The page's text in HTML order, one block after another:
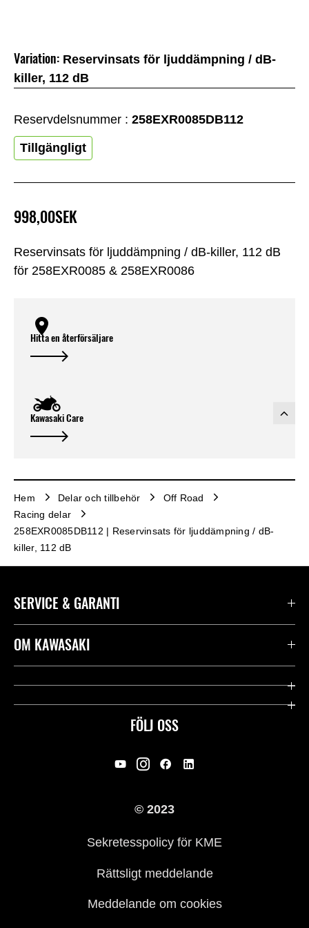
Reservinsats för ljuddämpning / dB-killer, 112 dB
för 258EXR0085 & 258EXR0086
998,00SEK
Variation: Reservinsats för ljuddämpning / dB-
killer, 112 dB
Reservdelsnummer : 258EXR0085DB112
Tillgängligt
Hitta en återförsäljare
Kawasaki Care
Hem Delar och tillbehör
Off Road
Racing delar
258EXR0085DB112 | Reservinsats för ljuddämpning / dB-
killer, 112 dB
FÖLJ OSS
SERVICE & GARANTI
Kontakta oss
Användbara länkar
Rättsligt & Sekretess
OM KAWASAKI
Företag
© 2023
Sekretesspolicy för KME
Rättsligt meddelande
Meddelande om cookies